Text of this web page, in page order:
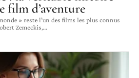
film d’aventure
» reste l’un des films les plus connus
Zemeckis,…